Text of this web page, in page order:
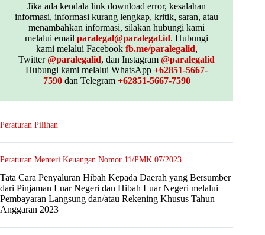
Jika ada kendala link download error, kesalahan
informasi, informasi kurang lengkap, kritik, saran, atau
menambahkan informasi, silakan hubungi kami
melalui emailparalegal@paralegal.id. Hubungi
kami melalui Facebook fb.me/paralegalid,
Twitter@paralegalid, dan Instagram@paralegalid
Hubungi kami melalui WhatsApp+62851-5667-
7590dan Telegram +62851-5667-7590
Peraturan Pilihan
Peraturan Menteri Keuangan Nomor 11/PMK.07/2023
Tata Cara Penyaluran Hibah Kepada Daerah yang Bersumber
dari Pinjaman Luar Negeri dan Hibah Luar Negeri melalui
Pembayaran Langsung dan/atau Rekening Khusus Tahun
Anggaran 2023